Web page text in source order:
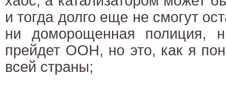
и тогда долго еще не смогут
ни доморощенная полиция,
прейдет ООН, но это, как я
всей страны;